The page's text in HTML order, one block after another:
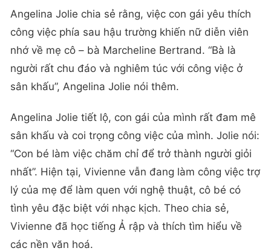
Angelina Jolie chia sẻ rằng, việc con gái yêu thích
công việc phía sau hậu trường khiến nữ diễn viên
nhớ về mẹ cô – bà Marcheline Bertrand. “Bà là
người rất chu đáo và nghiêm túc với công việc ở
sân khấu”, Angelina Jolie nói thêm.
Angelina Jolie tiết lộ, con gái của mình rất đam mê
sân khấu và coi trọng công việc của mình. Jolie nói:
“Con bé làm việc chăm chỉ để trở thành người giỏi
nhất”. Hiện tại, Vivienne vẫn đang làm công việc trợ
lý của mẹ để làm quen với nghệ thuật, cô bé có
tình yêu đặc biệt với nhạc kịch. Theo chia sẻ,
Vivienne đã học tiếng Ả rập và thích tìm hiểu về
các nền văn hoá.